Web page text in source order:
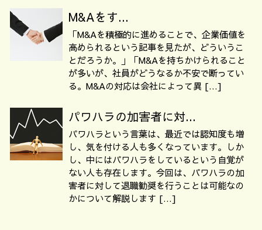
M&Aをす...
「M&Aを積極的に進めることで、企業価値を
高められるという記事を見たが、どういうこ
とだろうか。」「M&Aを持ちかけられること
が多いが、社員がどうなるか不安で断ってい
る。M&Aの対応は会社によって異 […]
パワハラの加害者に対...
パワハラという言葉は、最近では認知度も増
し、気を付ける人も多くなっています。しか
し、中にはパワハラをしているという自覚が
ない人も存在します。今回は、パワハラの加
害者に対して退職勧奨を行うことは可能なの
かについて解説します […]